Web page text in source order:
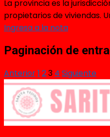
La provincia es la
propietarios de viviendas.
Ingresa a la nota
Paginación de
Anterior1 23 4 Siguiente